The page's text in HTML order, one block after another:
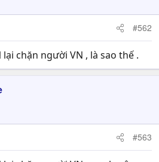
#562
chặn người VN , là sao thế .
#563